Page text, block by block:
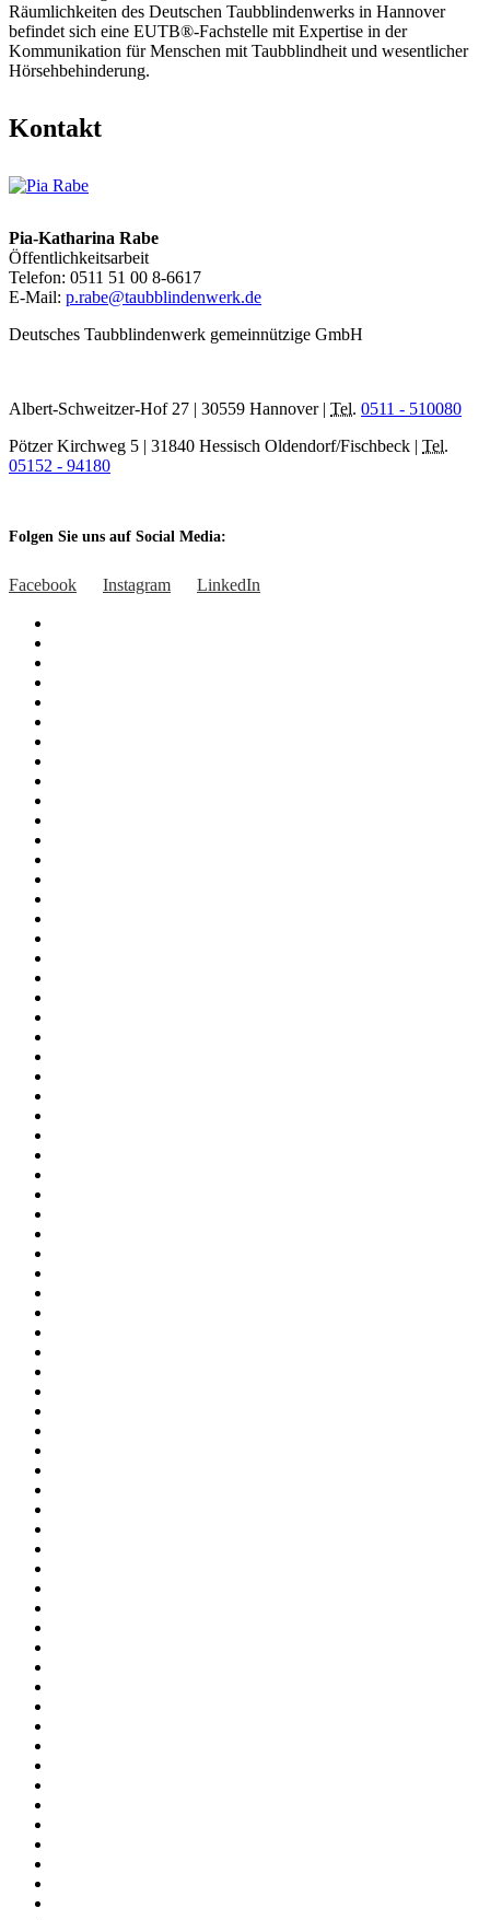
Räumlichkeiten des Deutschen Taubblindenwerks in Hannover
befindet sich eine EUTB®-Fachstelle mit Expertise in der
Kommunikation für Menschen mit Taubblindheit und wesentlicher
Hörsehbehinderung.
Kontakt
Pia-Katharina Rabe
Öffentlichkeitsarbeit
Telefon: 0511 51 00 8-6617
E-Mail: p.rabe@taubblindenwerk.de
Deutsches Taubblindenwerk gemeinnützige GmbH
Albert-Schweitzer-Hof 27 | 30559 Hannover | Tel. 0511 - 510080
Pötzer Kirchweg 5 | 31840 Hessisch Oldendorf/Fischbeck | Tel.
05152 - 94180
Folgen Sie uns auf Social Media:
Facebook Instagram LinkedIn